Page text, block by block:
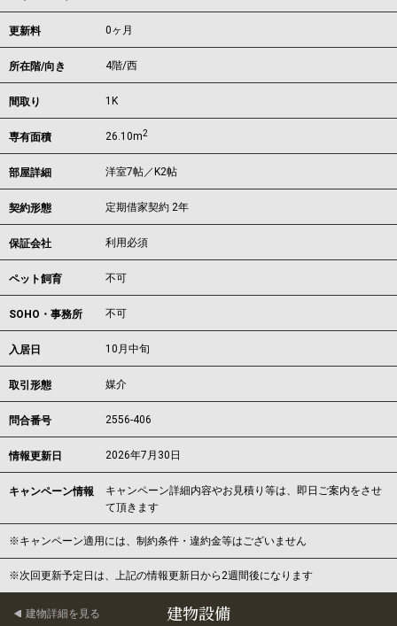
更新料 0ヶ月
所在階/向き 4階/西
間取り 1K
専有面積 26.10m2
部屋詳細 洋室7帖／K2帖
契約形態 定期借家契約 2年
保証会社 利用必須
ペット飼育 不可
SOHO・事務所 不可
入居日 10月中旬
取引形態 媒介
問合番号 2556-406
情報更新日 2026年7月30日
キャンペーン情報
キャンペーン詳細内容やお見積り等は、即日ご案内をさせ
て頂きます
※キャンペーン適用には、制約条件・違約金等はございません
※次回更新予定日は、上記の情報更新日から2週間後になります
建物設備
建物詳細を見る